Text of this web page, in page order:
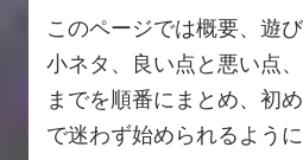
このページでは概要、遊
小ネタ、良い点と悪い点
までを順番にまとめ、初
で迷わず始められるように